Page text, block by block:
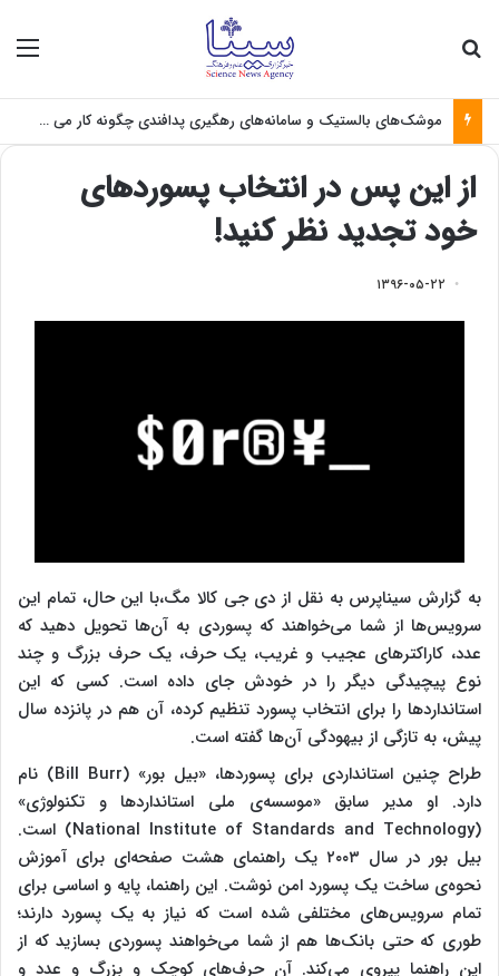
موشک‌های بالستیک و سامانه‌های رهگیری پدافندی چگونه کار می کنند؟
از این پس در انتخاب پسوردهای
خود تجدید نظر کنید!
۱۳۹۶-۰۵-۲۲
به گزارش سیناپرس به نقل از دی جی کالا مگ،با این حال، تمام این
سرویس‌ها از شما می‌خواهند که پسوردی به آن‌ها تحویل دهید که
عدد، کاراکترهای عجیب و غریب، یک حرف، یک حرف بزرگ و چند
نوع پیچیدگی دیگر را در خودش جای داده است. کسی که این
استانداردها را برای انتخاب پسورد تنظیم کرده، آن هم در پانزده سال
پیش، به تازگی از بیهودگی آن‌ها گفته است.
طراح چنین استانداردی برای پسوردها، «بیل بور» (Bill Burr) نام
دارد. او مدیر سابق «موسسه‌ی ملی استانداردها و تکنولوژی»
(National Institute of Standards and Technology) است.
بیل بور در سال ۲۰۰۳ یک راهنمای هشت صفحه‌ای برای آموزش
نحوه‌ی ساخت یک پسورد امن نوشت. این راهنما، پایه و اساسی برای
تمام سرویس‌های مختلفی شده است که نیاز به یک پسورد دارند؛
طوری که حتی بانک‌ها هم از شما می‌خواهند پسوردی بسازید که از
این راهنما پیروی می‌کند. آن حرف‌های کوچک و بزرگ و عدد و